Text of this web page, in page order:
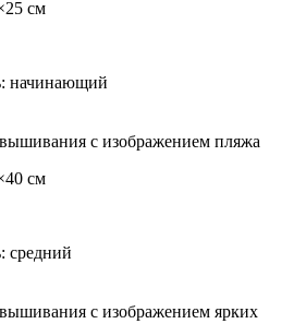
см
начинающий
с изображением пляжа
см
средний
с изображением ярких